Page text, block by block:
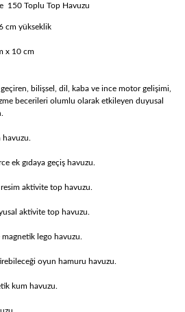
150 Toplu Top Havuzu
cm yükseklik
x 10 cm
bilişsel, dil, kaba ve ince motor gelişimi,
becerileri olumlu olarak etkileyen duyusal
havuzu.
ek gıdaya geçiş havuzu.
aktivite top havuzu.
aktivite top havuzu.
magnetik lego havuzu.
oyun hamuru havuzu.
kum havuzu.